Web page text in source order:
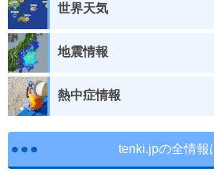
世界天気
地震情報
熱中症情報
tenki.jpの全情報